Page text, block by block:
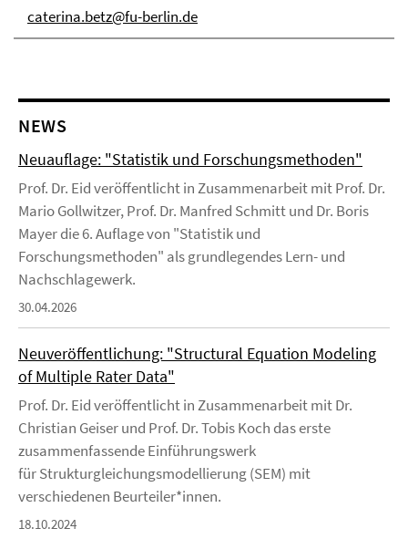
caterina.betz@fu-berlin.de
NEWS
Neuauflage: "Statistik und Forschungsmethoden"
Prof. Dr. Eid veröffentlicht in Zusammenarbeit mit Prof. Dr.
Mario Gollwitzer, Prof. Dr. Manfred Schmitt und Dr. Boris
Mayer die 6. Auflage von "Statistik und
Forschungsmethoden" als grundlegendes Lern- und
Nachschlagewerk.
30.04.2026
Neuveröffentlichung: "Structural Equation Modeling
of Multiple Rater Data"
Prof. Dr. Eid veröffentlicht in Zusammenarbeit mit Dr.
Christian Geiser und Prof. Dr. Tobis Koch das erste
zusammenfassende Einführungswerk
für Strukturgleichungsmodellierung (SEM) mit
verschiedenen Beurteiler*innen.
18.10.2024